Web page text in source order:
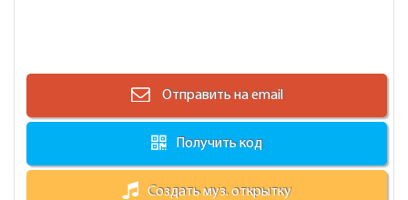
Отправить на email
Получить код
Создать муз. открытку